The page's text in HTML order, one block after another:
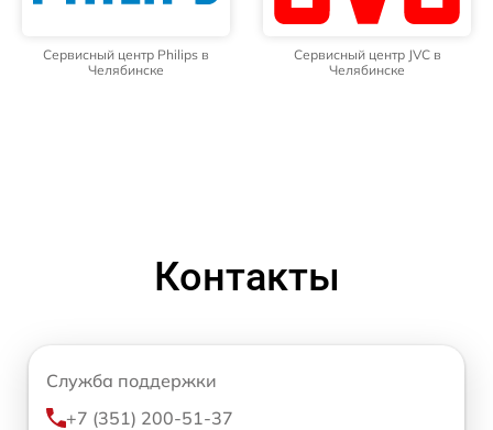
Сервисный центр Philips в
Челябинске
Сервисный центр JVC в
Челябинске
Контакты
Служба поддержки
+7 (351) 200-51-37